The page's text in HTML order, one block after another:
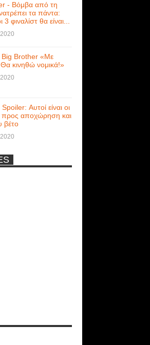
- Βόμβα από τη
τα πάντα:
3 φιναλίστ θα είναι...
Big Brother «Με
κινηθώ νομικά!»
Αυτοί είναι οι
προς αποχώρηση και
βέτο
Γυμνή Στο